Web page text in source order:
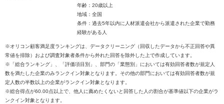
年齢：20歳以上
地域：全国
条件：過去5年以内に人材派遣会社から派遣された企業で勤務
経験がある人
※オリコン顧客満足度ランキングは、データクリーニング（回収したデータから不正回答や異
常値を排除）および調査対象者条件から外れた回答を除外した上で作成しています。
※「総合ランキング」、「評価項目別」、部門の「業態別」においては有効回答者数が規定人
数を満たした企業のみランクイン対象となります。その他の部門においては有効回答者数が規
定人数の半数以上の企業がランクイン対象となります。
※総合得点が60.00点以上で、他人に薦めたくないと回答した人の割合が基準値以下の企業がラ
ンクイン対象となります。